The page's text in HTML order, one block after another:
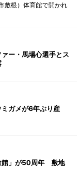
敷根）体育館で開かれ
ー・馬場心選手とス
ガメが6年ぶり産
館」が50周年 敷地